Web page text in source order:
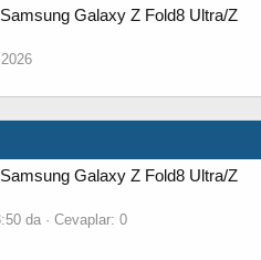
Galaxy Z Fold8 Ultra/Z
Galaxy Z Fold8 Ultra/Z
da
Cevaplar: 0